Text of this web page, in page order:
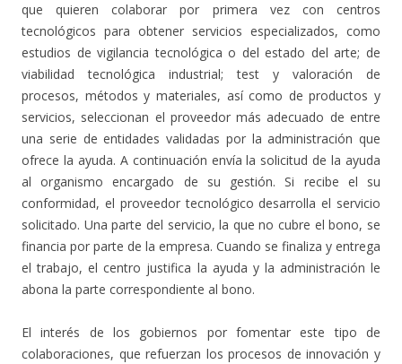
que quieren colaborar por primera vez con centros
tecnológicos para obtener servicios especializados, como
estudios de vigilancia tecnológica o del estado del arte; de
viabilidad tecnológica industrial; test y valoración de
procesos, métodos y materiales, así como de productos y
servicios, seleccionan el proveedor más adecuado de entre
una serie de entidades validadas por la administración que
ofrece la ayuda. A continuación envía la solicitud de la ayuda
al organismo encargado de su gestión. Si recibe el su
conformidad, el proveedor tecnológico desarrolla el servicio
solicitado. Una parte del servicio, la que no cubre el bono, se
financia por parte de la empresa. Cuando se finaliza y entrega
el trabajo, el centro justifica la ayuda y la administración le
abona la parte correspondiente al bono.
El interés de los gobiernos por fomentar este tipo de
colaboraciones, que refuerzan los procesos de innovación y